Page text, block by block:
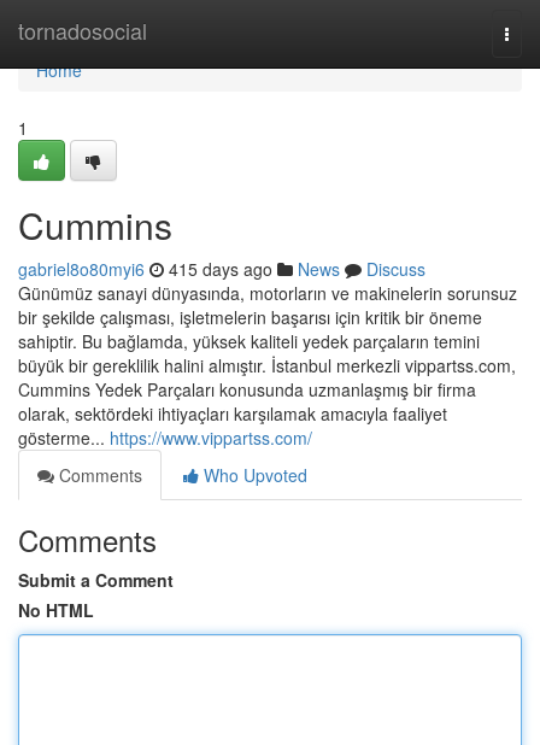
tornadosocial
Home
Home
1
Cummins
gabriel8o80myi6 415 days ago News
Discuss
Günümüz sanayi dünyasında, motorların ve makinelerin sorunsuz
bir şekilde çalışması, işletmelerin başarısı için kritik bir öneme
sahiptir. Bu bağlamda, yüksek kaliteli yedek parçaların temini
büyük bir gereklilik halini almıştır. İstanbul merkezli vippartss.com,
Cummins Yedek Parçaları konusunda uzmanlaşmış bir firma
olarak, sektördeki ihtiyaçları karşılamak amacıyla faaliyet
gösterme... https://www.vippartss.com/
Comments
Who Upvoted
Comments
Submit a Comment
No HTML